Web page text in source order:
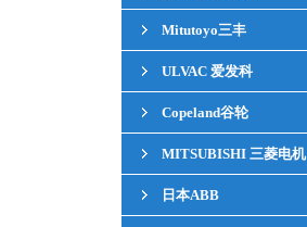
Mitutoyo三丰
ULVAC 爱发科
Copeland谷轮
MITSUBISHI 三菱电机
日本ABB